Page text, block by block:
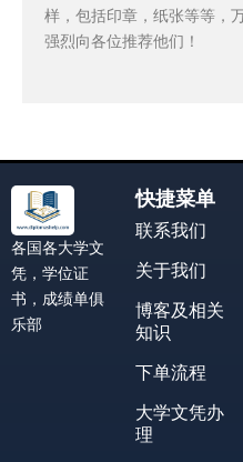
样，包括印章，纸张等等，
强烈向各位推荐他们！
各国各大学文
凭，学位证
书，成绩单俱
乐部
快捷菜单
联系我们
关于我们
博客及相关
知识
下单流程
大学文凭办
理